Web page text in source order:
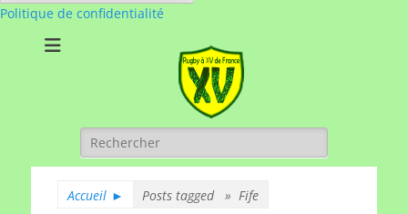
Politique de confidentialité
Rugby à XV de
Rechercher :
Accueil ► Posts tagged » Fife